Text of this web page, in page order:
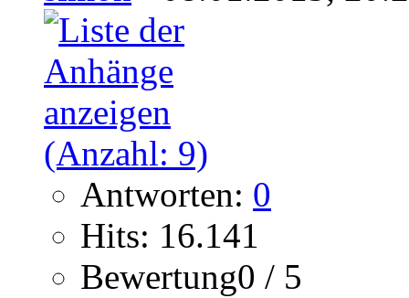
Antworten: 0
Hits: 16.141
Bewertung0 / 5